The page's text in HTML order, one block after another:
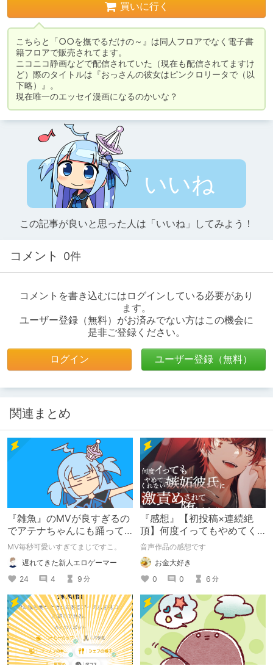
買いに行く
こちらと「○○を撫でるだけの～』は同人フロアでなく電子書
籍フロアで販売されてます。
ニコニコ静画などで配信されていた（現在も配信されてますけ
ど）際のタイトルは『おっさんの彼女はピンクロリータで（以
下略）』。
現在唯一のエッセイ漫画になるのかいな？
いいね
この記事が良いと思った人は「いいね」してみよう！
コメント 0件
コメントを書き込むにはログインしている必要があり
ます。
ユーザー登録（無料）がお済みでない方はこの機会に
是非ご登録ください。
ログイン ユーザー登録（無料）
関連まとめ
『雑魚』のMVが良すぎるの
でアテナちゃんにも踊って
ほしい。
MV毎秒可愛いすぎてまじですこ。
遅れてきた新人エロゲーマー
24
4 9 分
『感想』【初投稿×連続絶
頂】何度イってもやめてく
れない嫉妬彼氏に激責めさ
れて堕とされる。
音声作品の感想です
お金大好き
0
0 6 分